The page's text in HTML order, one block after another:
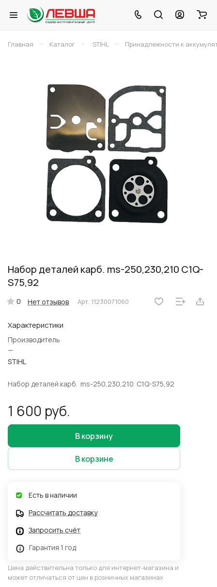
Главная – Каталог – STIHL – Принадлежности к
Набор деталей карб. ms-250,230,210 C1Q-
S75,92
0 Нет отзывов Арт. 11230071060
Характеристики
Производитель
—
STIHL
Набор деталей карб. ms-250,230,210 C1Q-S75,92
1 600 руб.
В корзину
В корзине
Есть в наличии
Рассчитать доставку
Запросить счёт
Гарантия 1 год
Цена действительна только для интернет-магазина и
может отличаться от цен в розничных магазинах